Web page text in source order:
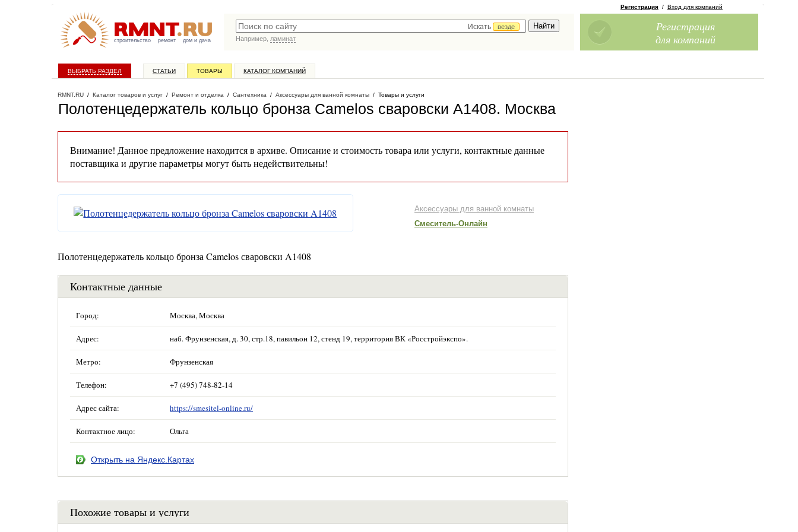
строительство ремонт дом и дача
Искать
везде
Например, ламинат
Регистрация / Вход для компаний
Регистрация
для компаний
ВЫБРАТЬ РАЗДЕЛ СТАТЬИ ТОВАРЫ КАТАЛОГ КОМПАНИЙ
RMNT.RU / Каталог товаров и услуг / Ремонт и отделка / Сантехника / Аксессуары для ванной комнаты / Товары и услуги
Полотенцедержатель кольцо бронза Camelos сваровски A1408. Москва
Внимание! Данное предложение находится в архиве. Описание и стоимость товара или услуги, контактные данные
поставщика и другие параметры могут быть недействительны!
Аксессуары для ванной комнаты
Смеситель-Онлайн
Полотенцедержатель кольцо бронза Camelos сваровски A1408
Контактные данные
Город: Москва, Москва
Адрес: наб. Фрунзенская, д. 30, стр.18, павильон 12, стенд 19, территория ВК «Росстройэкспо».
Метро: Фрунзенская
Телефон: +7 (495) 748-82-14
Адрес сайта: https://smesitel-online.ru/
Контактное лицо: Ольга
Открыть на Яндекс.Картах
Похожие товары и услуги